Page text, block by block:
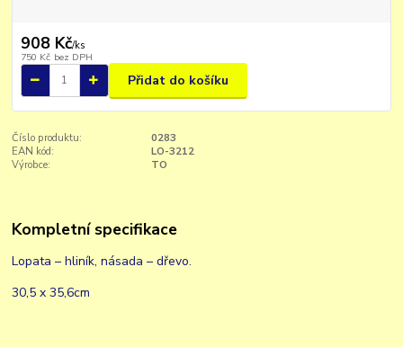
908 Kč/ks
750 Kč bez DPH
Přidat do košíku
Číslo produktu:
0283
EAN kód:
LO-3212
Výrobce:
TO
Kompletní specifikace
Lopata – hliník, násada – dřevo.
30,5 x 35,6cm